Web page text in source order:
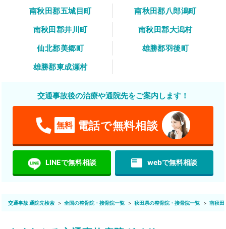
南秋田郡五城目町
南秋田郡八郎潟町
南秋田郡井川町
南秋田郡大潟村
仙北郡美郷町
雄勝郡羽後町
雄勝郡東成瀬村
交通事故後の治療や通院先をご案内します！
無料 電話で無料相談
LINEで無料相談 featured_play_list webで無料相談
交通事故 通院先検索 全国の整骨院・接骨院一覧 秋田県の整骨院・接骨院一覧 南秋田